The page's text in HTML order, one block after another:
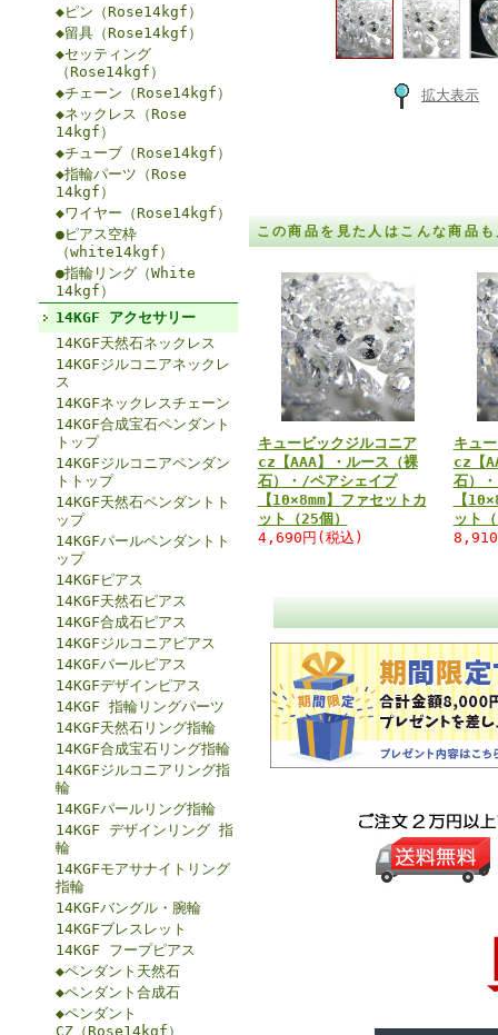
◆ピン（Rose14kgf）
◆留具（Rose14kgf）
◆セッティング
（Rose14kgf）
◆チェーン（Rose14kgf）
◆ネックレス（Rose
14kgf）
◆チューブ（Rose14kgf）
◆指輪パーツ（Rose
14kgf）
◆ワイヤー（Rose14kgf）
●ピアス空枠
（white14kgf）
●指輪リング（White
14kgf）
14KGF アクセサリー
14KGF天然石ネックレス
14KGFジルコニアネックレ
ス
14KGFネックレスチェーン
14KGF合成宝石ペンダント
トップ
14KGFジルコニアペンダン
トトップ
14KGF天然石ペンダントト
ップ
14KGFパールペンダントト
ップ
14KGFピアス
14KGF天然石ピアス
14KGF合成石ピアス
14KGFジルコニアピアス
14KGFパールピアス
14KGFデザインピアス
14KGF 指輪リングパーツ
14KGF天然石リング指輪
14KGF合成宝石リング指輪
14KGFジルコニアリング指
輪
14KGFパールリング指輪
14KGF デザインリング 指
輪
14KGFモアサナイトリング
指輪
14KGFバングル・腕輪
14KGFブレスレット
14KGF フープピアス
◆ペンダント天然石
◆ペンダント合成石
◆ペンダント
CZ（Rose14kgf）
拡大表示
この商品を見た人はこんな商品
キュービックジルコニア
cz【AAA】・ルース（裸
石）・/ペアシェイプ
【10×8mm】ファセットカ
ット（25個）
4,690円(税込)
キュ
cz【
石）
【
ット